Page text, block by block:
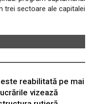
trei sectoare ale capitalei
reabilitată pe mai
vizează